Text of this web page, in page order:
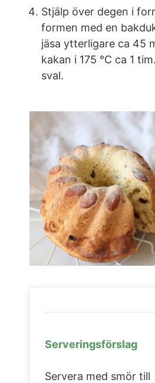
Stjälp över degen i
formen med en
jäsa ytterligare ca 45
kakan i 175 °C ca 1
sval.
Serveringsförslag
Servera med smör till